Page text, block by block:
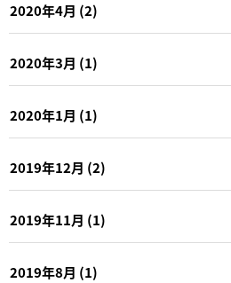
2020年4月 (2)
2020年3月 (1)
2020年1月 (1)
2019年12月 (2)
2019年11月 (1)
2019年8月 (1)